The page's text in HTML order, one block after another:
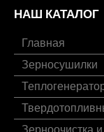
НАШ КАТАЛОГ
Главная
Зерносушилки